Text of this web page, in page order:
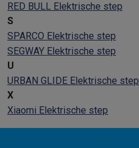
RED BULL Elektrische step
S
SPARCO Elektrische step
SEGWAY Elektrische step
U
URBAN GLIDE Elektrische step
X
Xiaomi Elektrische step